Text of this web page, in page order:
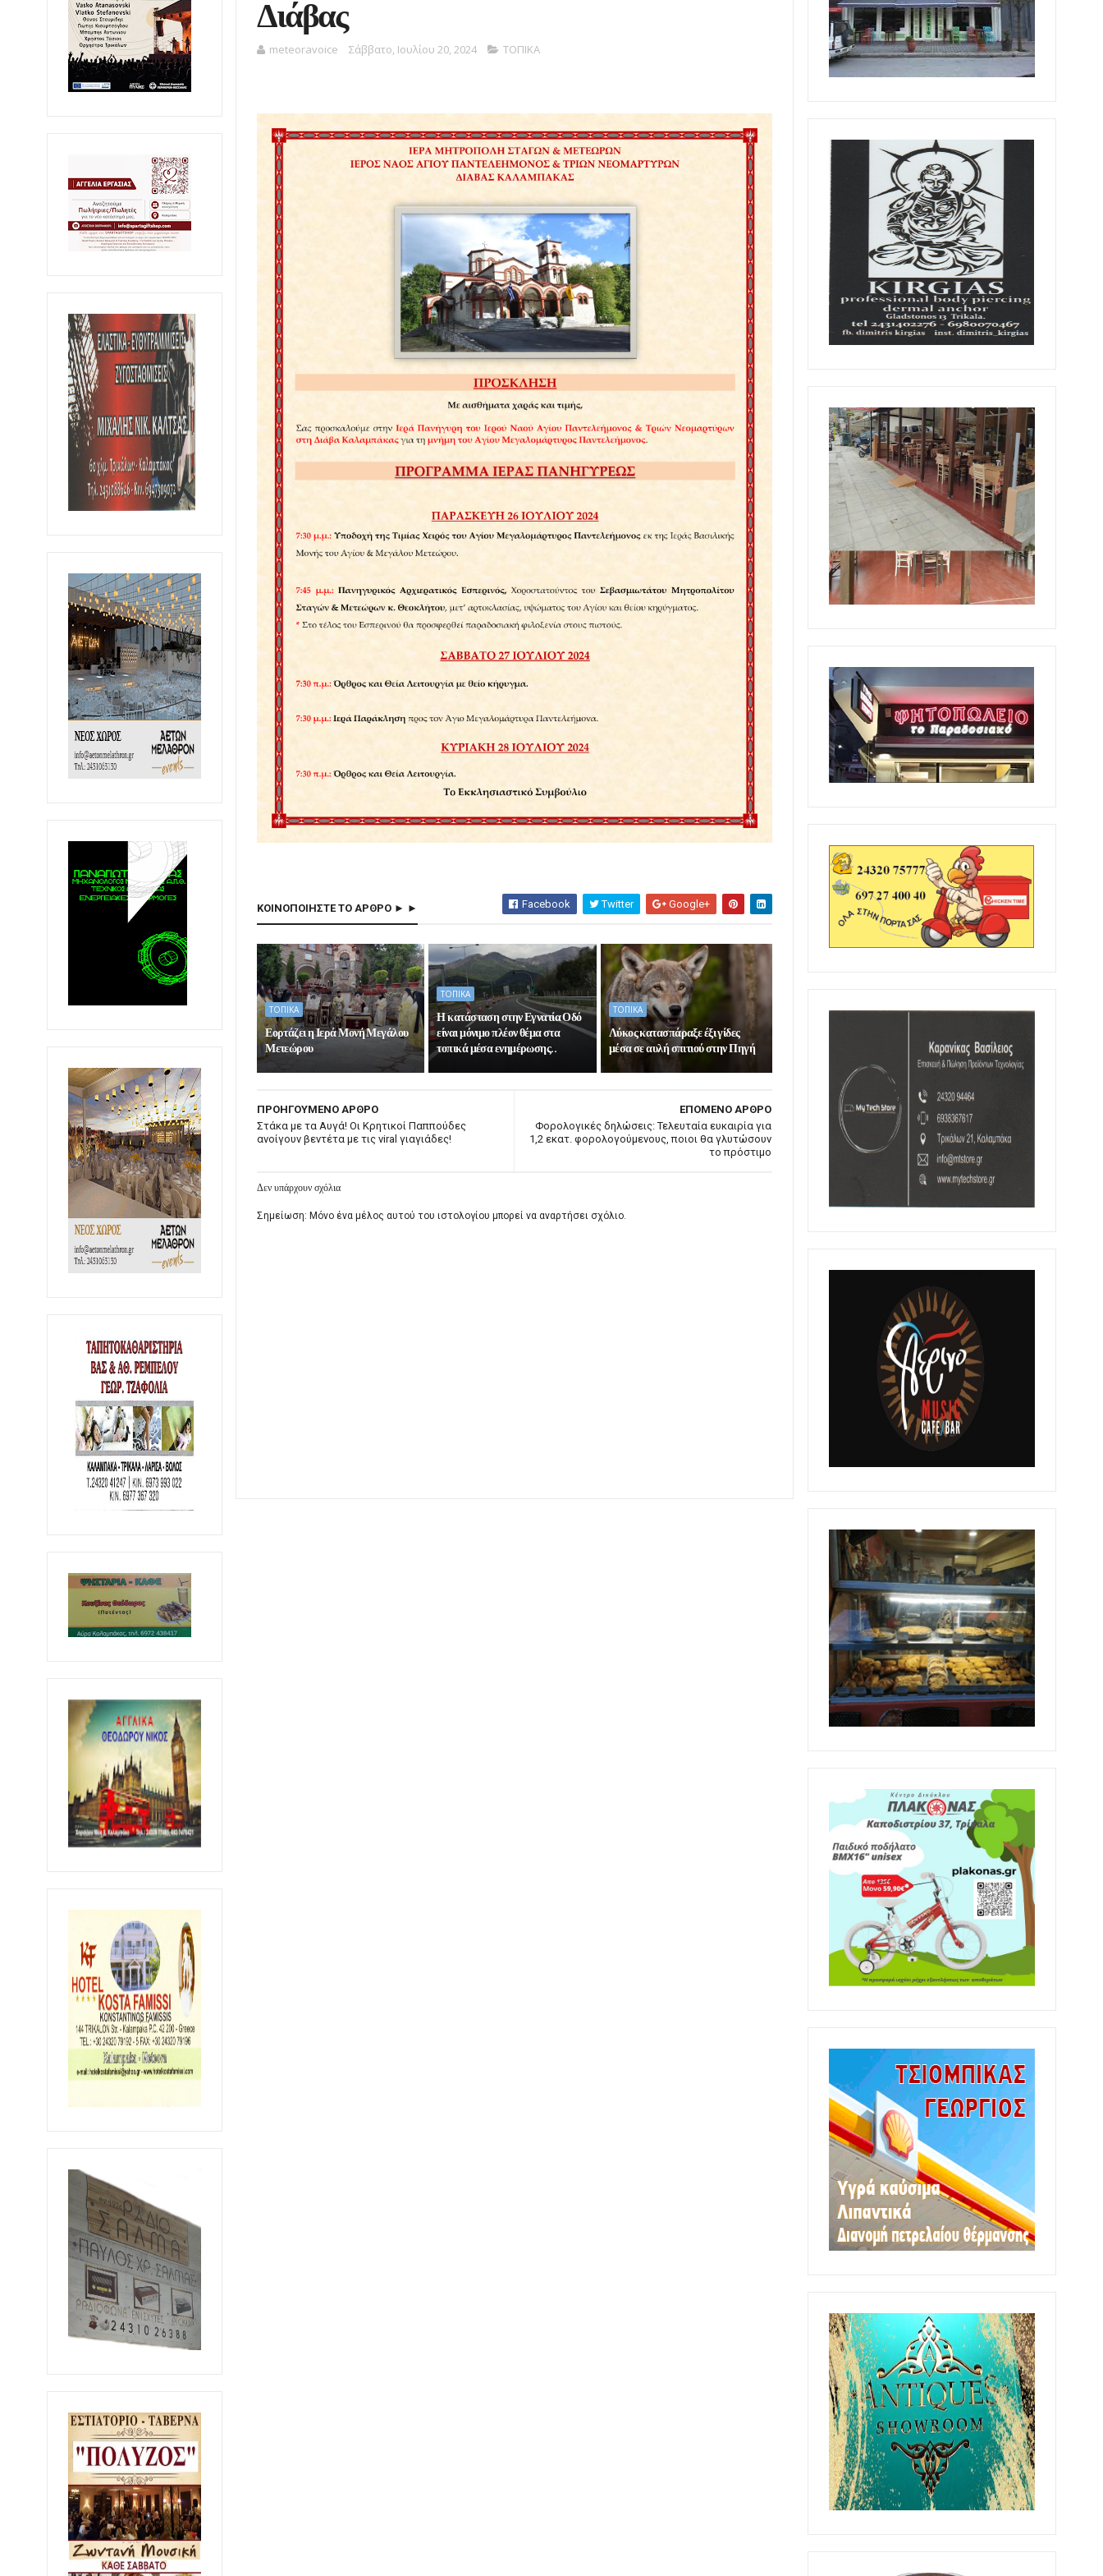
Διάβας
meteoravoice Σάββατο, Ιουλίου 20, 2024 ΤΟΠΙΚΑ
ΚΟΙΝΟΠΟΙΗΣΤΕ ΤΟ ΑΡΘΡΟ ► ► Facebook Twitter Google+
ΤΟΠΙΚΑ
Εορτάζει η Ιερά Μονή Μεγάλου
Μετεώρου
ΤΟΠΙΚΑ
Η κατάσταση στην Εγνατία Οδό
είναι μόνιμο πλέον θέμα στα
τοπικά μέσα ενημέρωσης..
ΤΟΠΙΚΑ
Λύκος κατασπάραξε έξι γίδες
μέσα σε αυλή σπιτιού στην Πηγή
ΕΠΟΜΕΝΟ ΑΡΘΡΟ
Φορολογικές δηλώσεις: Τελευταία ευκαιρία για
1,2 εκατ. φορολογούμενους, ποιοι θα γλυτώσουν
το πρόστιμο
ΠΡΟΗΓΟΥΜΕΝΟ ΑΡΘΡΟ
Στάκα με τα Αυγά! Οι Κρητικοί Παππούδες
ανοίγουν βεντέτα με τις viral γιαγιάδες!
Δεν υπάρχουν σχόλια
Σημείωση: Μόνο ένα μέλος αυτού του ιστολογίου μπορεί να αναρτήσει σχόλιο.